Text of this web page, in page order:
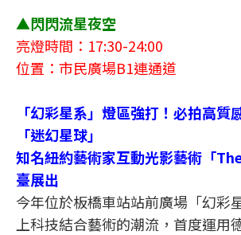
▲閃閃流星夜空
亮燈時間：17:30-24:00
位置：市民廣場B1連通道
「幻彩星系」燈區強打！必拍高質
「迷幻星球」
知名紐約藝術家互動光影藝術「
臺展出
今年位於板橋車站站前廣場「幻彩
上科技結合藝術的潮流，首度運用